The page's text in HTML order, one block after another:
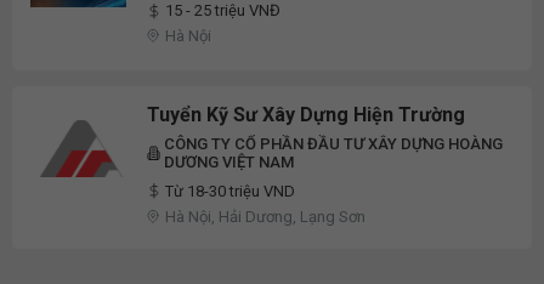
15 - 25 triệu VNĐ
Hà Nội
Tuyển Kỹ Sư Xây Dựng Hiện Trường
CÔNG TY CỔ PHẦN ĐẦU TƯ XÂY DỰNG HOÀNG
DƯƠNG VIỆT NAM
Từ 18-30 triệu VND
Hà Nội, Hải Dương, Lạng Sơn